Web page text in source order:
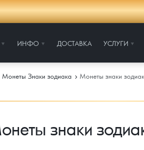
ИНФО ДОСТАВКА УСЛУГИ
Монеты Знаки зодиака
Монеты знаки
знаки